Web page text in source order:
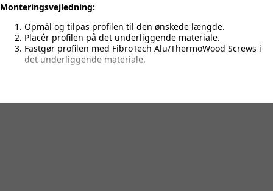
Monteringsvejledning:
Opmål og tilpas profilen til den ønskede længde.
Placér profilen på det underliggende materiale.
Fastgør profilen med FibroTech Alu/ThermoWood Screws i
det underliggende materiale.